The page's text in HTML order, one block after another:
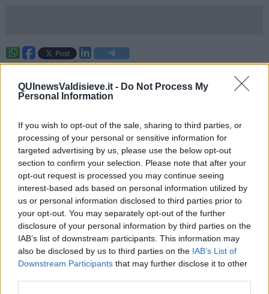
QUInewsValdisieve.it - Do Not Process My
Personal Information
If you wish to opt-out of the sale, sharing to third parties, or
processing of your personal or sensitive information for
targeted advertising by us, please use the below opt-out
section to confirm your selection. Please note that after your
opt-out request is processed you may continue seeing
interest-based ads based on personal information utilized by
us or personal information disclosed to third parties prior to
your opt-out. You may separately opt-out of the further
disclosure of your personal information by third parties on the
IAB’s list of downstream participants. This information may
also be disclosed by us to third parties on the IAB’s List of
Downstream Participants that may further disclose it to other
provincia per la settimana 25 del 2026 (dal 21 June 2026 al 27
June 2026), lavori a tempo indeterminato e determinato ed
Questa settimana:
I lavori più richiesti
Professioni Qualificate Nei Servizi Sanitari e Sociali34
Operai Addetti Ai Servizi di Igiene e Pulizia28
Commessi Delle Vendite al Minuto27
Camerieri di Ristorante 25
Orario Lavoro
Full Time 451
Part Time271